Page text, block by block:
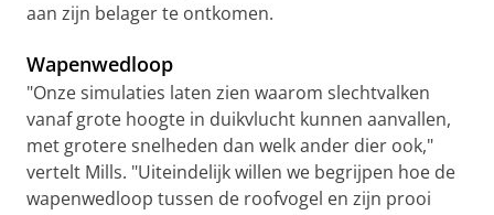
aan zijn belager te ontkomen.
Wapenwedloop
"Onze simulaties laten zien waarom slechtvalken
vanaf grote hoogte in duikvlucht kunnen aanvallen,
met grotere snelheden dan welk ander dier ook,"
vertelt Mills. "Uiteindelijk willen we begrijpen hoe de
wapenwedloop tussen de roofvogel en zijn prooi